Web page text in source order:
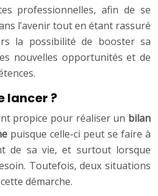
professionnelles, afin de se
l’avenir tout en étant rassuré
la possibilité de booster sa
nouvelles opportunités et de
lancer ?
propice pour réaliser un bilan
puisque celle-ci peut se faire à
de sa vie, et surtout lorsque
Toutefois, deux situations
démarche.